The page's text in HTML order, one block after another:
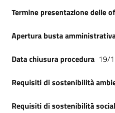
Termine presentazione delle
Apertura busta
Data chiusura procedura 19/
Requisiti di sostenibilità
Requisiti di sostenibilità